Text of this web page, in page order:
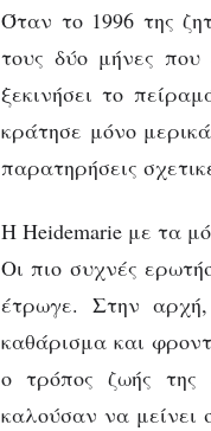
Όταν το 1996 της
τους δύο μήνες
ξεκινήσει το
κράτησε μόνο
παρατηρήσεις
Η Heidemarie με τα
Οι πιο συχνές
έτρωγε. Στην αρχή,
καθάρισμα και
ο τρόπος ζωής της
καλούσαν να μείνει